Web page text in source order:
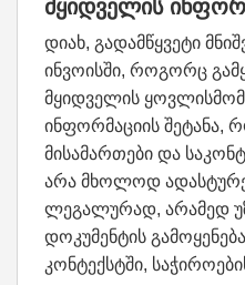
მყიდველის
დიახ, გადამწყვეტი
ინვოისში, როგორც
მყიდველის
ინფორმაციის შეტანა,
მისამართები და
არა მხოლოდ
ლეგალურად, არამედ
დოკუმენტის
კონტექსტში,